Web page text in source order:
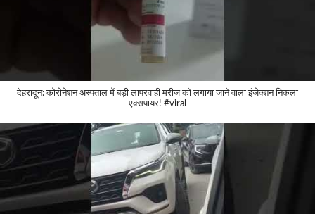
देहरादून: कोरोनेशन अस्पताल में बड़ी लापरवाही मरीज को लगाया जाने वाला इंजेक्शन निकला
एक्सपायर! #viral